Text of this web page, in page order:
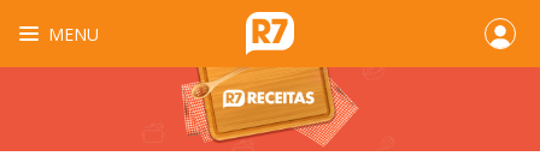
MENU